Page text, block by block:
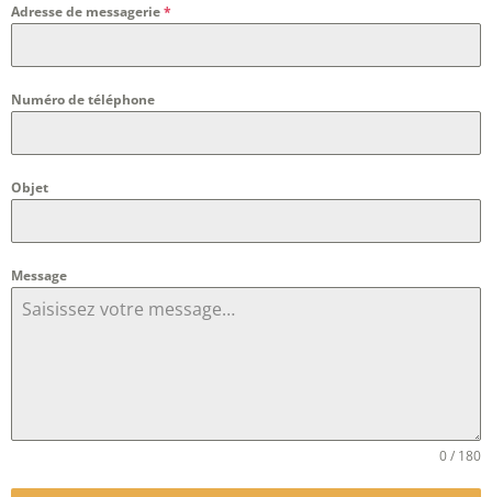
Adresse de messagerie*
Numéro de téléphone
Objet
Message
0 / 180